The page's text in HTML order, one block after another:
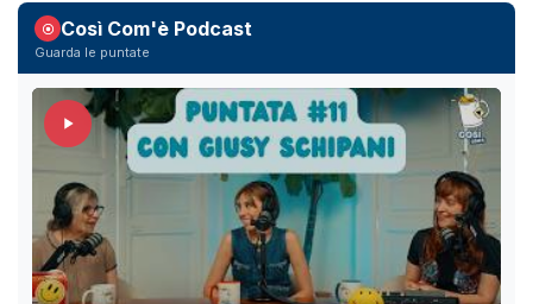
Così Com'è Podcast
Guarda le puntate